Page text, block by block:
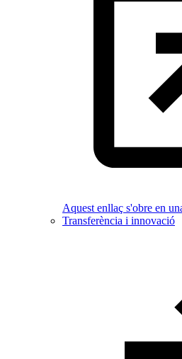
Aquest enllaç s'obre en
Transferència i innovació